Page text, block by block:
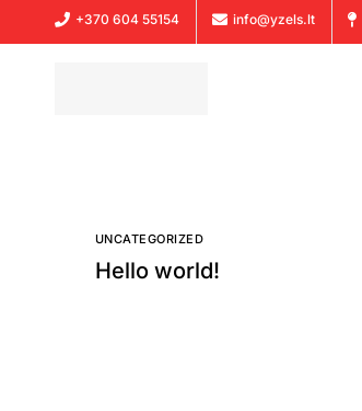
+370 604 55154 info@yzels.lt
UNCATEGORIZED
Hello world!